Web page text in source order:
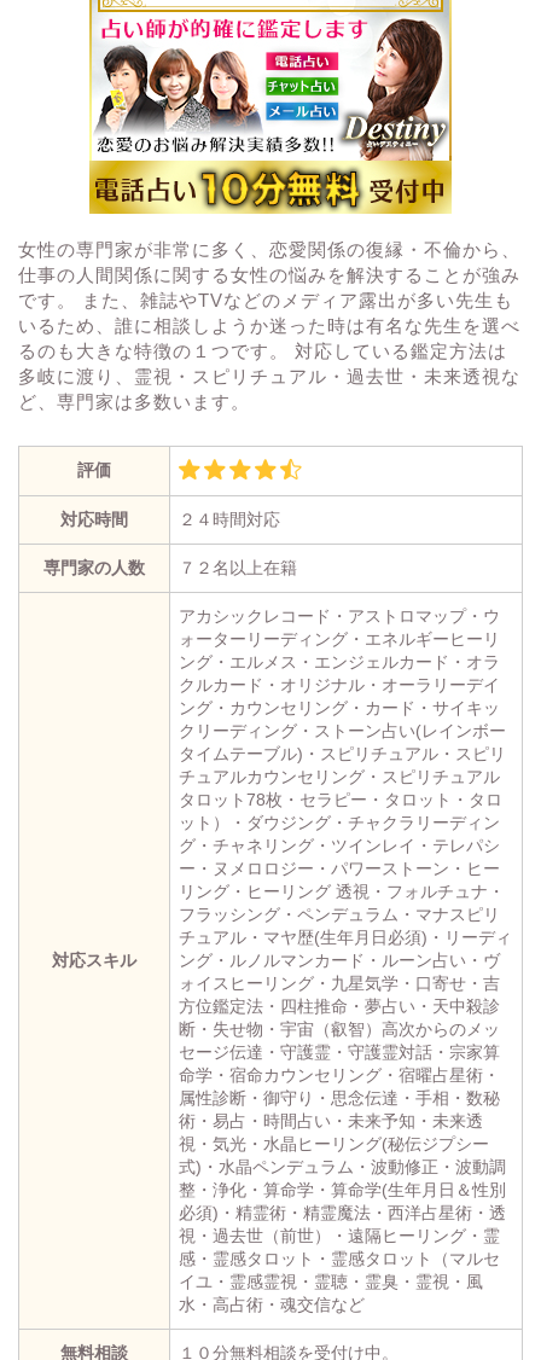
女性の専門家が非常に多く、恋愛関係の復縁・不倫から、
仕事の人間関係に関する女性の悩みを解決することが強み
です。 また、雑誌やTVなどのメディア露出が多い先生も
いるため、誰に相談しようか迷った時は有名な先生を選べ
るのも大きな特徴の１つです。 対応している鑑定方法は
多岐に渡り、霊視・スピリチュアル・過去世・未来透視な
ど、専門家は多数います。
評価
対応時間 ２４時間対応
専門家の人数 ７２名以上在籍
対応スキル
アカシックレコード・アストロマップ・ウ
ォーターリーディング・エネルギーヒーリ
ング・エルメス・エンジェルカード・オラ
クルカード・オリジナル・オーラリーデイ
ング・カウンセリング・カード・サイキッ
クリーディング・ストーン占い(レインボー
タイムテーブル)・スピリチュアル・スピリ
チュアルカウンセリング・スピリチュアル
タロット78枚・セラピー・タロット・タロ
ット）・ダウジング・チャクラリーディン
グ・チャネリング・ツインレイ・テレパシ
ー・ヌメロロジー・パワーストーン・ヒー
リング・ヒーリング 透視・フォルチュナ・
フラッシング・ペンデュラム・マナスピリ
チュアル・マヤ歴(生年月日必須)・リーディ
ング・ルノルマンカード・ルーン占い・ヴ
ォイスヒーリング・九星気学・口寄せ・吉
方位鑑定法・四柱推命・夢占い・天中殺診
断・失せ物・宇宙（叡智）高次からのメッ
セージ伝達・守護霊・守護霊対話・宗家算
命学・宿命カウンセリング・宿曜占星術・
属性診断・御守り・思念伝達・手相・数秘
術・易占・時間占い・未来予知・未来透
視・気光・水晶ヒーリング(秘伝ジプシー
式)・水晶ペンデュラム・波動修正・波動調
整・浄化・算命学・算命学(生年月日＆性別
必須)・精霊術・精霊魔法・西洋占星術・透
視・過去世（前世）・遠隔ヒーリング・霊
感・霊感タロット・霊感タロット（マルセ
イユ・霊感霊視・霊聴・霊臭・霊視・風
水・高占術・魂交信など
無料相談 １０分無料相談を受付け中。